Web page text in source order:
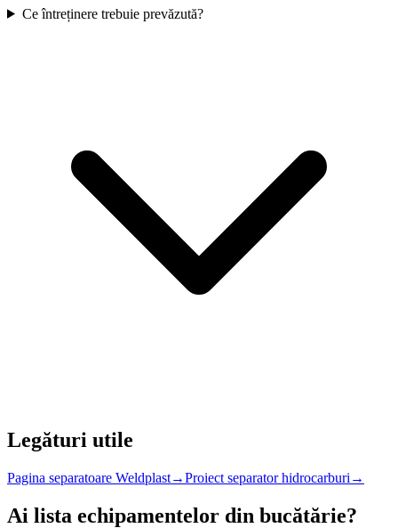
Ce întreținere trebuie prevăzută?
Legături utile
Pagina separatoare Weldplast→Proiect separator hidrocarburi →
Ai lista echipamentelor din bucătărie?